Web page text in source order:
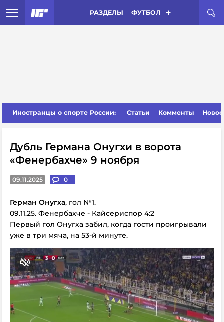
РАЗДЕЛЫ ФУТБОЛ
Иностранцы о спорте России: Статьи Комменты
Дубль Германа Онугхи в ворота
«Фенербахче» 9 ноября
09.11.2025 0
Герман Онугха, гол №1.
09.11.25. Фенербахче - Кайсериспор 4:2
Первый гол Онугха забил, когда гости проигрывали
уже в три мяча, на 53-й минуте.